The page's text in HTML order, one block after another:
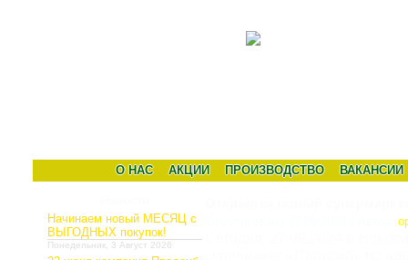
О НАС АКЦИИ ПРОИЗВОДСТВО ВАКАНСИИ
Начинаем новый МЕСЯЦ с
ВЫГОДНЫХ покупок!
Понедельник, 3 Август 2026